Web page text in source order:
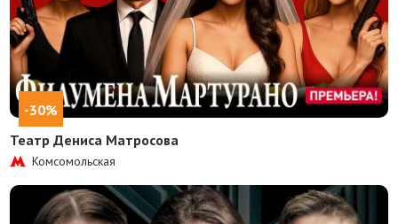
-30%
Театр Дениса Матросова
Комсомольская